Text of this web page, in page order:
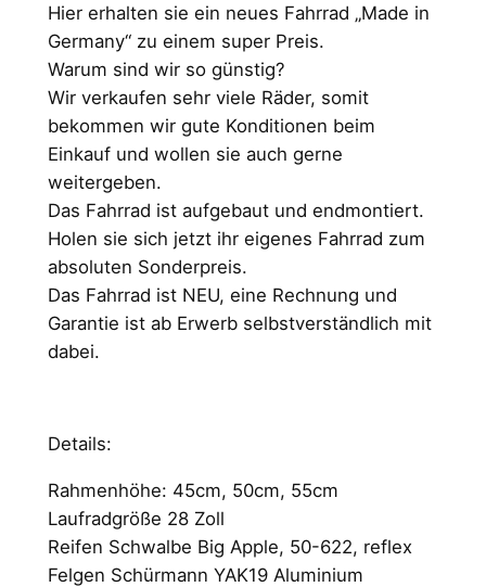
P
r
e
i
w
a
r
:
9
9
,
i
s
t
:
9
,
0
.
Hier erhalten sie ein neues Fahrrad „Made in
Germany“ zu einem super Preis.
Warum sind wir so günstig?
Wir verkaufen sehr viele Räder, somit
bekommen wir gute Konditionen beim
Einkauf und wollen sie auch gerne
weitergeben.
Das Fahrrad ist aufgebaut und endmontiert.
Holen sie sich jetzt ihr eigenes Fahrrad zum
absoluten Sonderpreis.
Das Fahrrad ist NEU, eine Rechnung und
Garantie ist ab Erwerb selbstverständlich mit
dabei.
Details:
Rahmenhöhe: 45cm, 50cm, 55cm
Laufradgröße 28 Zoll
Reifen Schwalbe Big Apple, 50-622, reflex
Felgen Schürmann YAK19 Aluminium